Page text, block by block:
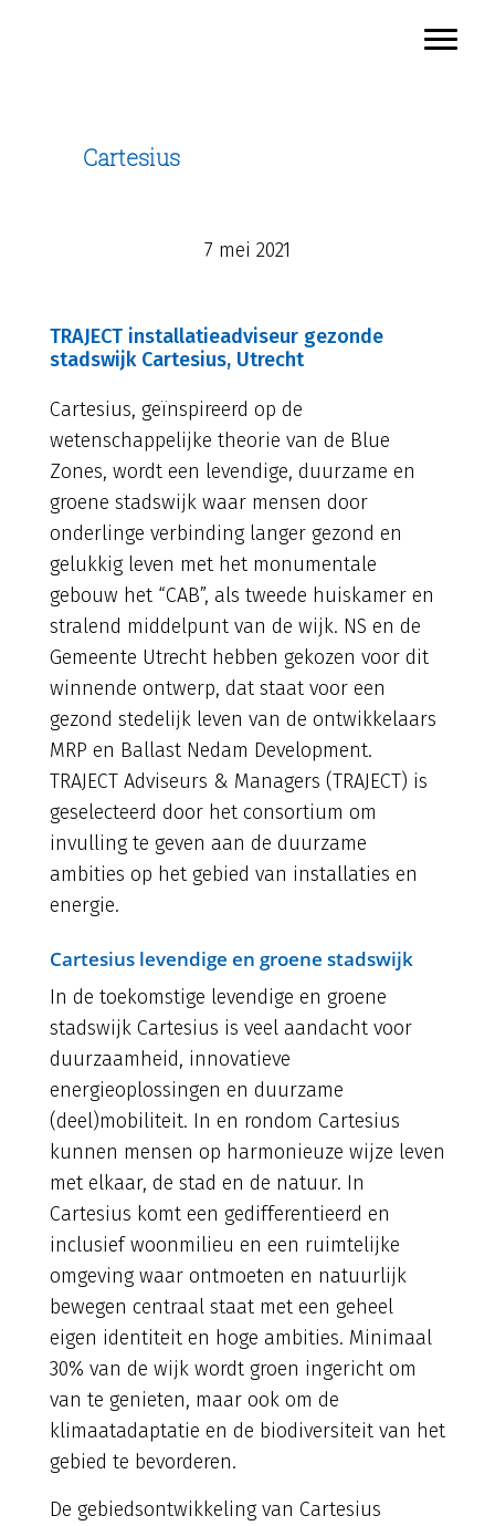
Cartesius
7 mei 2021
TRAJECT installatieadviseur gezonde
stadswijk Cartesius, Utrecht
Cartesius, geïnspireerd op de
wetenschappelijke theorie van de Blue
Zones, wordt een levendige, duurzame en
groene stadswijk waar mensen door
onderlinge verbinding langer gezond en
gelukkig leven met het monumentale
gebouw het “CAB”, als tweede huiskamer en
stralend middelpunt van de wijk. NS en de
Gemeente Utrecht hebben gekozen voor dit
winnende ontwerp, dat staat voor een
gezond stedelijk leven van de ontwikkelaars
MRP en Ballast Nedam Development.
TRAJECT Adviseurs & Managers (TRAJECT) is
geselecteerd door het consortium om
invulling te geven aan de duurzame
ambities op het gebied van installaties en
energie.
Cartesius levendige en groene stadswijk
In de toekomstige levendige en groene
stadswijk Cartesius is veel aandacht voor
duurzaamheid, innovatieve
energieoplossingen en duurzame
(deel)mobiliteit. In en rondom Cartesius
kunnen mensen op harmonieuze wijze leven
met elkaar, de stad en de natuur. In
Cartesius komt een gedifferentieerd en
inclusief woonmilieu en een ruimtelijke
omgeving waar ontmoeten en natuurlijk
bewegen centraal staat met een geheel
eigen identiteit en hoge ambities. Minimaal
30% van de wijk wordt groen ingericht om
van te genieten, maar ook om de
klimaatadaptatie en de biodiversiteit van het
gebied te bevorderen.
De gebiedsontwikkeling van Cartesius